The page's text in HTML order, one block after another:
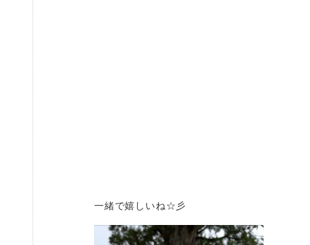
一緒で嬉しいね☆彡